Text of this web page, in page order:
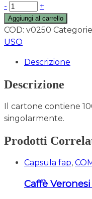
-
+
Aggiungi al carrello
COD: v0250
USO
Descrizione
Descrizione
Il cartone contiene
singolarmente.
Prodotti
Capsula fap,
Caffè